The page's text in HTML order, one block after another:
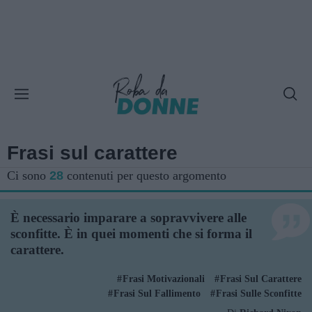
Frasi sul carattere
Ci sono 28 contenuti per questo argomento
È necessario imparare a sopravvivere alle
sconfitte. È in quei momenti che si forma il
carattere.
Frasi Motivazionali
Frasi Sul Carattere
Frasi Sul Fallimento
Frasi Sulle Sconfitte